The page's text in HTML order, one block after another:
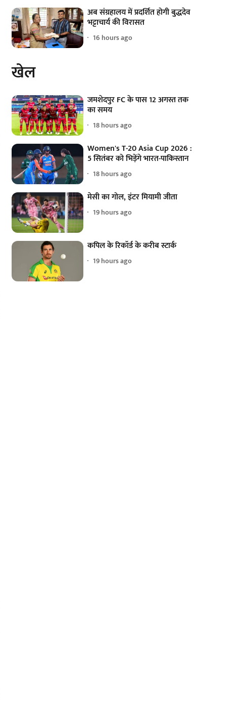
अब संग्रहालय में प्रदर्शित होगी बुद्धदेव
भट्टाचार्य की विरासत
16 hours ago
खेल
जमशेदपुर FC के पास 12 अगस्त तक
का समय
18 hours ago
Women's T-20 Asia Cup 2026 :
5 सितंबर को भिड़ेंगे भारत-पाकिस्तान
18 hours ago
मेसी का गोल, इंटर मियामी जीता
19 hours ago
कपिल के रिकॉर्ड के करीब स्टार्क
19 hours ago